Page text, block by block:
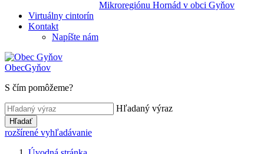
Mikroregiónu Hornád v obci Gyňov
Virtuálny cintorín
Kontakt
Napíšte nám
ObecGyňov
S čím pomôžeme?
Hľadaný výraz
Hľadať
rozšírené vyhľadávanie